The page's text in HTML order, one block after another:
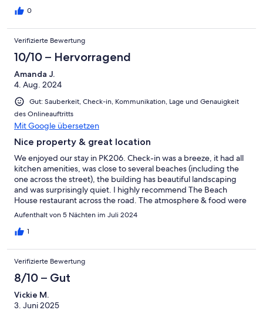
0
Verifizierte Bewertung
10/10 – Hervorragend
Amanda J.
4. Aug. 2024
Gut: Sauberkeit, Check-in, Kommunikation, Lage und Genauigkeit
des Onlineauftritts
Mit Google übersetzen
Nice property & great location
We enjoyed our stay in PK206. Check-in was a breeze, it had all
kitchen amenities, was close to several beaches (including the
one across the street), the building has beautiful landscaping
and was surprisingly quiet. I highly recommend The Beach
House restaurant across the road. The atmosphere & food were
amazing. We will most definitely stay here on our next visit to
Aufenthalt von 5 Nächten im Juli 2024
1
Verifizierte Bewertung
8/10 – Gut
Vickie M.
3. Juni 2025